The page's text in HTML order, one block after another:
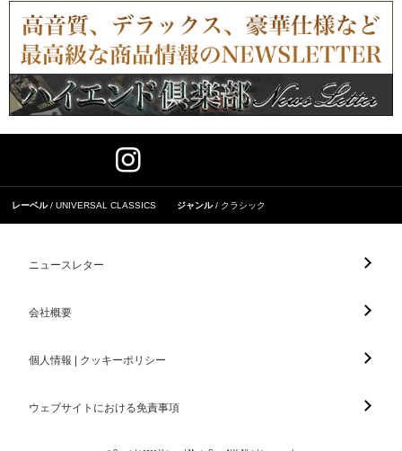
レーベル UNIVERSAL CLASSICS ジャンル クラシック
ニュースレター
会社概要
個人情報 | クッキーポリシー
ウェブサイトにおける免責事項